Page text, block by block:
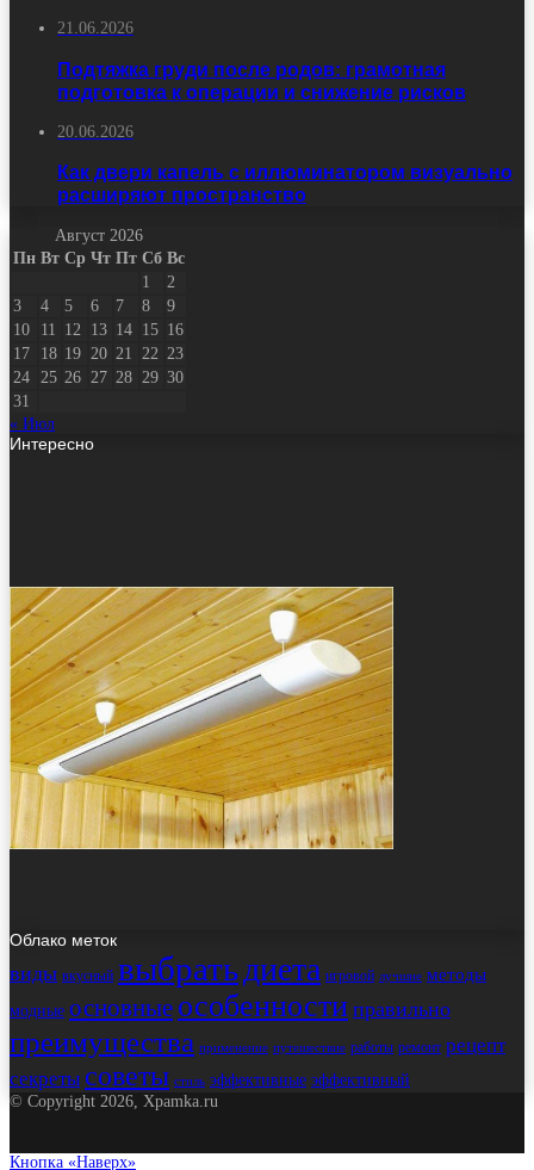
21.06.2026
Подтяжка груди после родов: грамотная
подготовка к операции и снижение рисков
20.06.2026
Как двери капель с иллюминатором визуально
расширяют пространство
Август 2026
Пн Вт Ср Чт Пт Сб Вс
1
2
3
4 5 6 7 8
9
10
11 12 13 14 15 16
17
18 19 20 21 22 23
24
25 26 27 28 29 30
31
« Июл
Интересно
Облако меток
виды вкусный выбратьдиета игровой лучшие методы
модные основные особенности правильно
преимущества применение путешествие работы ремонт рецепт
секреты советы стиль эффективные эффективный
© Copyright 2026, Xpamka.ru
Кнопка «Наверх»